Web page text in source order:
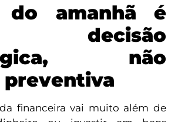
do amanhã é
decisão
não
preventiva
financeira vai muito além de